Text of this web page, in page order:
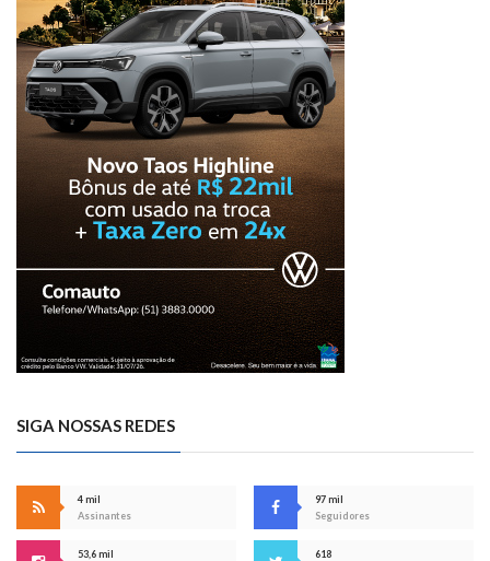
SIGA NOSSAS REDES
4 mil
Assinantes
97 mil
Seguidores
53,6 mil
618